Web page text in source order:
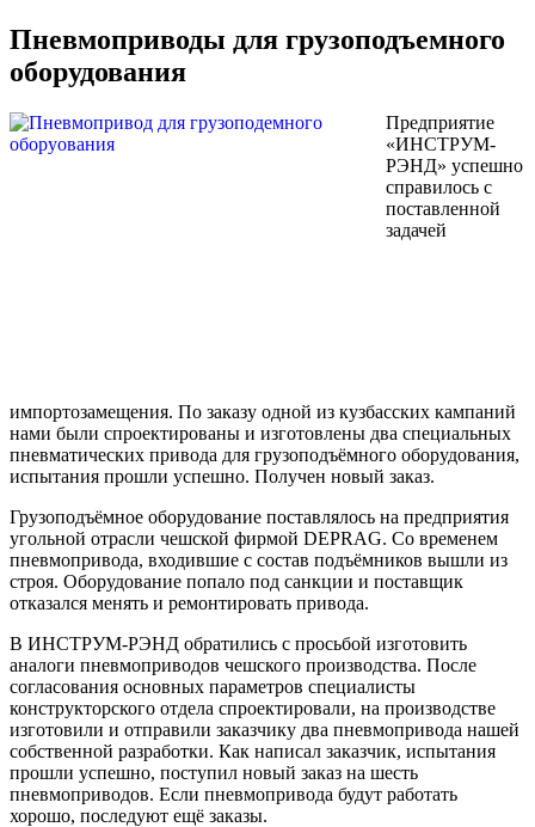
Пневмоприводы для грузоподъемного
оборудования
Предприятие
«ИНСТРУМ-
РЭНД» успешно
справилось с
поставленной
задачей
импортозамещения. По заказу одной из кузбасских кампаний
нами были спроектированы и изготовлены два специальных
пневматических привода для грузоподъёмного оборудования,
испытания прошли успешно. Получен новый заказ.
Грузоподъёмное оборудование поставлялось на предприятия
угольной отрасли чешской фирмой DEPRAG. Со временем
пневмопривода, входившие с состав подъёмников вышли из
строя. Оборудование попало под санкции и поставщик
отказался менять и ремонтировать привода.
В ИНСТРУМ-РЭНД обратились с просьбой изготовить
аналоги пневмоприводов чешского производства. После
согласования основных параметров специалисты
конструкторского отдела спроектировали, на производстве
изготовили и отправили заказчику два пневмопривода нашей
собственной разработки. Как написал заказчик, испытания
прошли успешно, поступил новый заказ на шесть
пневмоприводов. Если пневмопривода будут работать
хорошо, последуют ещё заказы.